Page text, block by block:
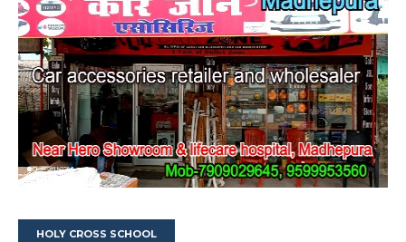
HOLY CROSS SCHOOL